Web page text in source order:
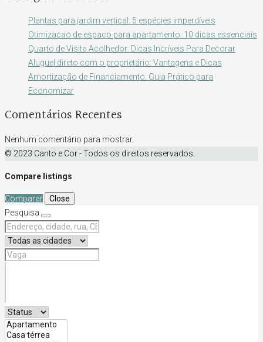
Plantas para jardim vertical: 5 espécies imperdíveis
Otimizacao de espaco para apartamento: 10 dicas essenciais
Quarto de Visita Acolhedor: Dicas Incríveis Para Decorar
Aluguel direto com o proprietário: Vantagens e Dicas
Amortização de Financiamento: Guia Prático para
Economizar
Comentários Recentes
Nenhum comentário para mostrar.
© 2023 Canto e Cor - Todos os direitos reservados.
Compare listings
Comparar
Close
Pesquisa